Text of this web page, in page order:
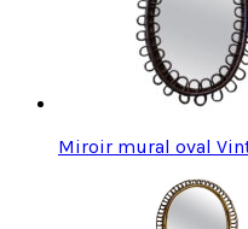
Miroir mural oval